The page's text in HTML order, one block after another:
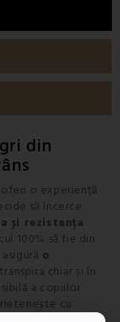
din
o experiență
să încerce
și rezistența
100% să fie din
asigură o
chiar și în
a copiilor
cu